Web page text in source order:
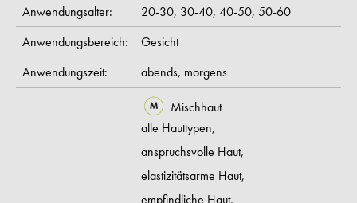
Anwendungsalter: 20-30, 30-40, 40-50, 50-60
Anwendungsbereich:
Gesicht
Anwendungszeit:
abends, morgens
Mischhaut
alle Hauttypen,
anspruchsvolle Haut,
elastizitätsarme Haut,
empfindliche Haut,